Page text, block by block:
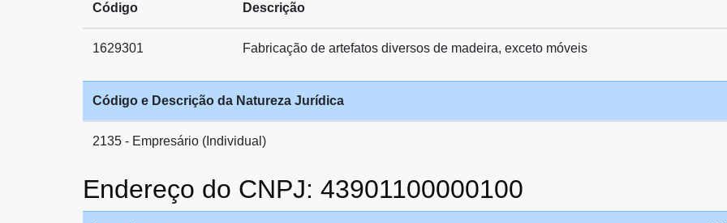
Código Descrição
1629301 Fabricação de artefatos diversos de madeira, exceto móveis
Código e Descrição da Natureza Jurídica
2135 - Empresário (Individual)
Endereço do CNPJ: 43901100000100